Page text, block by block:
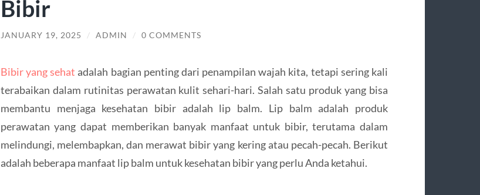
Bibir
JANUARY 19, 2025 / ADMIN / 0 COMMENTS
Bibir yang sehat adalah bagian penting dari penampilan wajah kita, tetapi sering kali
terabaikan dalam rutinitas perawatan kulit sehari-hari. Salah satu produk yang bisa
membantu menjaga kesehatan bibir adalah lip balm. Lip balm adalah produk
perawatan yang dapat memberikan banyak manfaat untuk bibir, terutama dalam
melindungi, melembapkan, dan merawat bibir yang kering atau pecah-pecah. Berikut
adalah beberapa manfaat lip balm untuk kesehatan bibir yang perlu Anda ketahui.